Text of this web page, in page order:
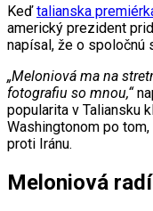
Keďtalianska
americký prezident
napísal, že o spoločnú
„Meloniová ma na
fotografiu so mnou,“
popularita v Taliansku
Washingtonom po
proti Iránu.
Meloniová radí